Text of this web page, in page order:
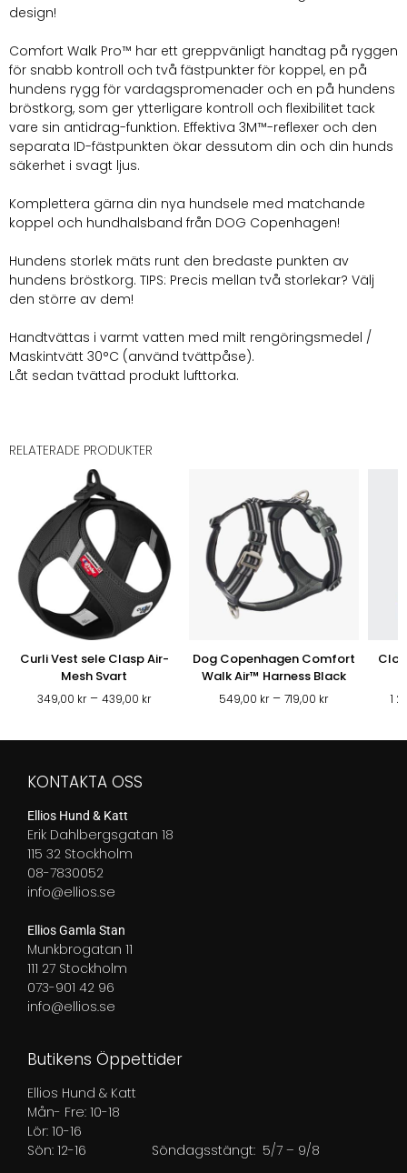
design!
Comfort Walk Pro™ har ett greppvänligt handtag på ryggen
för snabb kontroll och två fästpunkter för koppel, en på
hundens rygg för vardagspromenader och en på hundens
bröstkorg, som ger ytterligare kontroll och flexibilitet tack
vare sin antidrag-funktion. Effektiva 3M™-reflexer och den
separata ID-fästpunkten ökar dessutom din och din hunds
säkerhet i svagt ljus.
Komplettera gärna din nya hundsele med matchande
koppel och hundhalsband från DOG Copenhagen!
Hundens storlek mäts runt den bredaste punkten av
hundens bröstkorg. TIPS: Precis mellan två storlekar? Välj
den större av dem!
Handtvättas i varmt vatten med milt rengöringsmedel /
Maskintvätt 30°C (använd tvättpåse).
Låt sedan tvättad produkt lufttorka.
RELATERADE PRODUKTER
Curli Vest sele Clasp Air-
Mesh Svart
349,00 kr – 439,00 krPrisintervall:
Dog Copenhagen Comfort
Walk Air™ Harness Black
549,00 kr – 719,00 krPrisintervall:
1
KONTAKTA OSS
Ellios Hund & Katt
Erik Dahlbergsgatan 18
115 32 Stockholm
08-7830052
info@ellios.se
Ellios Gamla Stan
Munkbrogatan 11
111 27 Stockholm
073-901 42 96
info@ellios.se
Butikens Öppettider
Ellios Hund & Katt
Mån- Fre: 10-18
Lör: 10-16
Sön: 12-16 Söndagsstängt: 5/7 – 9/8